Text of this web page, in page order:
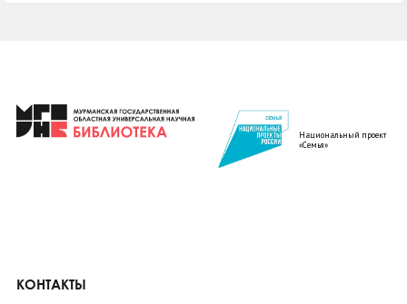
Национальный проект
«Семья»
КОНТАКТЫ